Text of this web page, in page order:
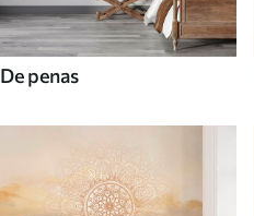
De penas